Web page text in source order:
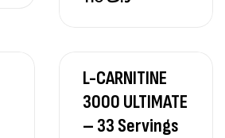
L-CARNITINE
3000 ULTIMATE
– 33 Servings